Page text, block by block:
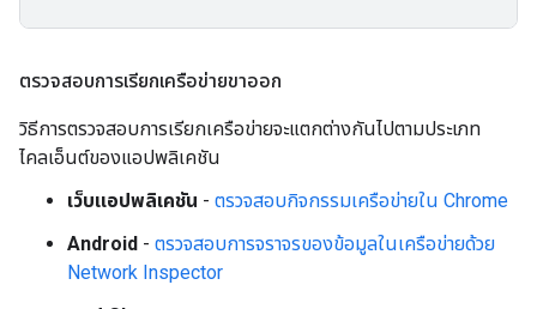
ตรวจสอบการเรียกเครือข่ายขาออก
วิธีการตรวจสอบการเรียกเครือข่ายจะแตกต่างกันไปตามประเภท
ไคลเอ็นต์ของแอปพลิเคชัน
เว็บแอปพลิเคชัน - ตรวจสอบกิจกรรมเครือข่ายใน Chrome
Android - ตรวจสอบการจราจรของข้อมูลในเครือข่ายด้วย
Network Inspector